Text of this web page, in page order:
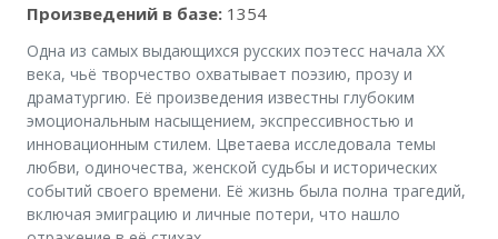
Произведений в базе: 1354
Одна из самых выдающихся русских поэтесс начала XX
века, чьё творчество охватывает поэзию, прозу и
драматургию. Её произведения известны глубоким
эмоциональным насыщением, экспрессивностью и
инновационным стилем. Цветаева исследовала темы
любви, одиночества, женской судьбы и исторических
событий своего времени. Её жизнь была полна трагедий,
включая эмиграцию и личные потери, что нашло